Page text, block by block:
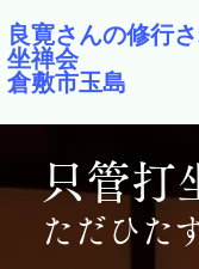
良寛さんの修行
坐禅会
倉敷市玉島
只管打
ただひた